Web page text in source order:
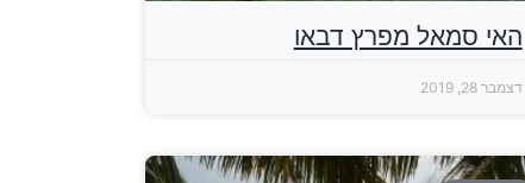
האי סמאל מפרץ דבאו
דצמבר 28, 2019